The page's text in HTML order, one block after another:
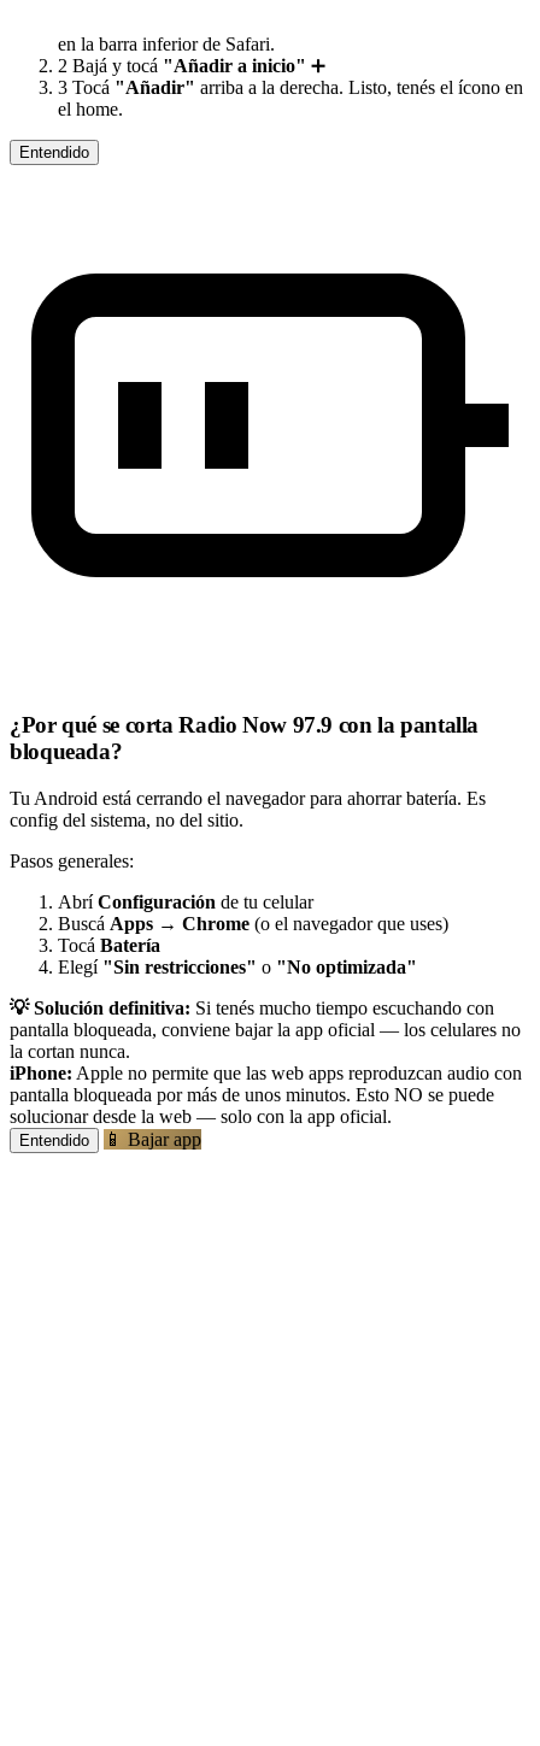
en la barra inferior de Safari.
2 Bajá y tocá "Añadir a inicio" ➕
3 Tocá "Añadir" arriba a la derecha. Listo, tenés el ícono en
el home.
Entendido
¿Por qué se corta Radio Now 97.9 con la pantalla
bloqueada?
Tu Android está cerrando el navegador para ahorrar batería. Es
config del sistema, no del sitio.
Pasos generales:
AbríConfiguración de tu celular
Buscá Apps → Chrome (o el navegador que uses)
Tocá Batería
Elegí "Sin restricciones" o "No optimizada"
💡 Solución definitiva: Si tenés mucho tiempo escuchando con
pantalla bloqueada, conviene bajar la app oficial — los celulares no
la cortan nunca.
iPhone: Apple no permite que las web apps reproduzcan audio con
pantalla bloqueada por más de unos minutos. Esto NO se puede
solucionar desde la web — solo con la app oficial.
Entendido 📱 Bajar app